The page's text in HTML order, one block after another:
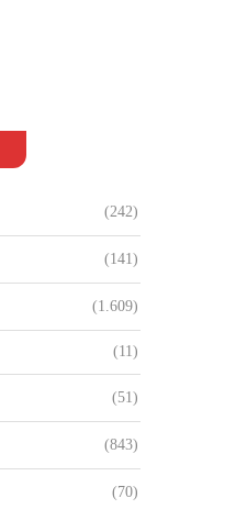
(242)
(141)
(1.609)
(11)
(51)
(843)
(70)